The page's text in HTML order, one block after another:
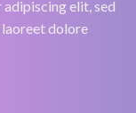
elit, sed
dolore